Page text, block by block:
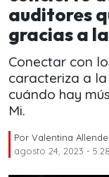
auditores
gracias a
Conectar con
caracteriza a
cuándo hay
Mi.
Por Valentina Allende
agosto 24, 2023 -